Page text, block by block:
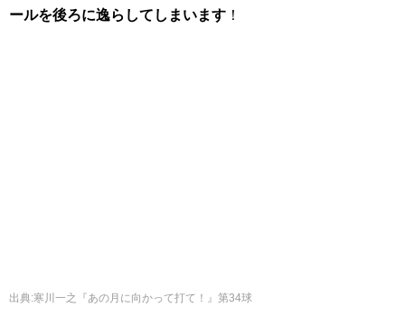
ールを後ろに逸らしてしまいます ！
出典:寒川一之『あの月に向かって打て！』第34球